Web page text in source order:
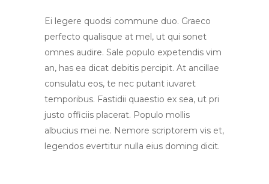
Ei legere quodsi commune duo. Graeco
perfecto qualisque at mel, ut qui sonet
omnes audire. Sale populo expetendis vim
an, has ea dicat debitis percipit. At ancillae
consulatu eos, te nec putant iuvaret
temporibus. Fastidii quaestio ex sea, ut pri
justo officiis placerat. Populo mollis
albucius mei ne. Nemore scriptorem vis et,
legendos evertitur nulla eius doming dicit.